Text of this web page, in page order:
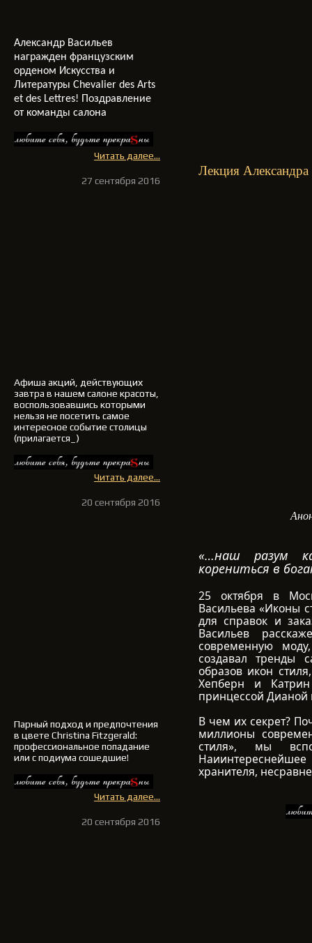
Александр Васильев
награжден французским
орденом Искусства и
Литературы Chevalier des Arts
et des Lettres! Поздравление
от команды салона
Читать далее...
27 сентября 2016
Афиша акций, действующих
завтра в нашем салоне красоты,
воспользовавшись которыми
нельзя не посетить самое
интересное событие столицы
(прилагается_)
Читать далее...
20 сентября 2016
Парный подход и предпочтения
в цвете Christina Fitzgerald:
профессиональное попадание
или с подиума сошедшие!
Читать далее...
20 сентября 2016
Лекция
«…наш разум
корениться в
25 октября в
Васильева «Иконы
для справок и
Васильев
современную
создавал тренды
образов икон
Хепберн и
принцессой
В чем их секрет?
миллионы
стиля», мы
хранителя,